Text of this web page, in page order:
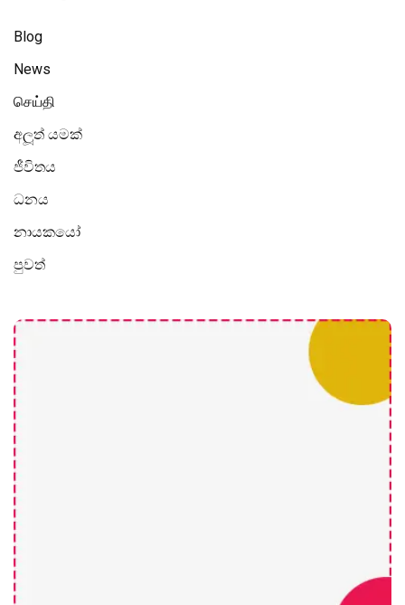
Blog
News
செய்தி
අලූත් යමක්
ජීවිතය
ධනය
නායකයෝ
පුවත්